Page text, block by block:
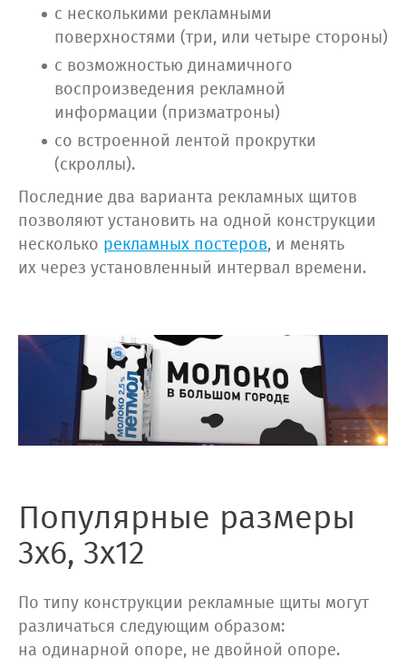
с несколькими рекламными
поверхностями (три, или четыре стороны)
с возможностью динамичного
воспроизведения рекламной
информации (призматроны)
со встроенной лентой прокрутки
(скроллы).
Последние два варианта рекламных щитов
позволяют установить на одной конструкции
несколько рекламных постеров, и менять
их через установленный интервал времени.
Популярные размеры
3х6, 3х12
По типу конструкции рекламные щиты могут
различаться следующим образом:
на одинарной опоре, не двойной опоре.